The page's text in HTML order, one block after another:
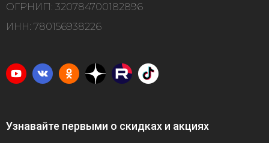
ОГРНИП: 320784700182896
ИНН: 780156938226
Узнавайте первыми о скидках и акциях